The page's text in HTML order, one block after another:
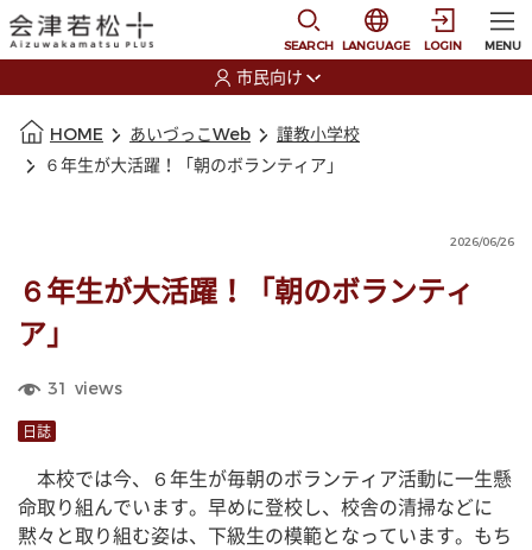
SEARCH
選択すると言語の切
LANGUAGE LOGIN MENU
市民向け
HOME あいづっこWeb
謹教小学校
６年生が大活躍！「朝のボランティア」
2026/06/26
６年生が大活躍！「朝のボランティ
ア」
31 views
日誌
本校では今、６年生が毎朝のボランティア活動に一生懸
命取り組んでいます。早めに登校し、校舎の清掃などに
黙々と取り組む姿は、下級生の模範となっています。もち